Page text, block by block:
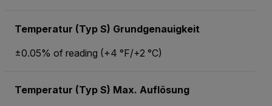
Temperatur (Typ S) Grundgenauigkeit
±0.05% of reading (+4 °F/+2 °C)
Temperatur (Typ S) Max. Auflösung